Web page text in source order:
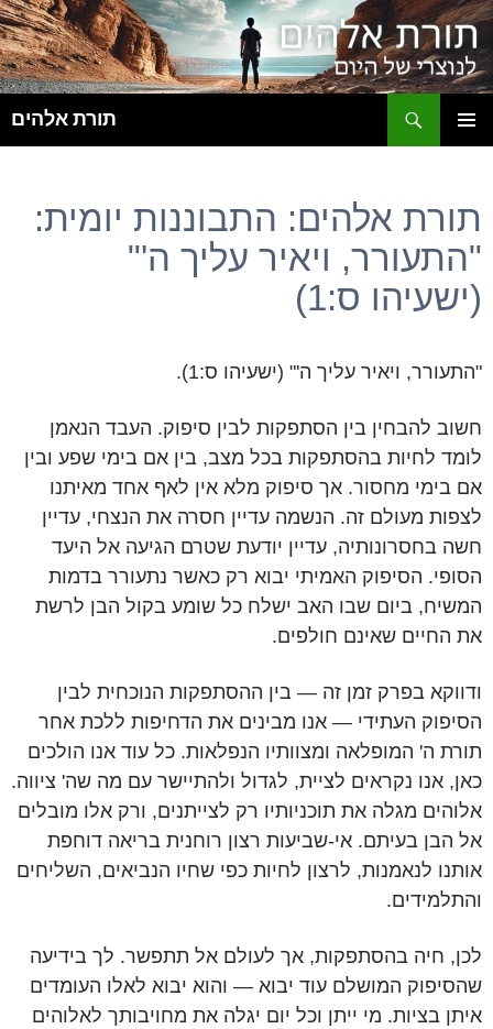
תורת אלהים
תורת אלהים: התבוננות יומית:
"התעורר, ויאיר עליך ה'"
(ישעיהו ס:1)
"התעורר, ויאיר עליך ה'" (ישעיהו ס:1).
חשוב להבחין בין הסתפקות לבין סיפוק. העבד הנאמן
לומד לחיות בהסתפקות בכל מצב, בין אם בימי שפע ובין
אם בימי מחסור. אך סיפוק מלא אין לאף אחד מאיתנו
לצפות מעולם זה. הנשמה עדיין חסרה את הנצחי, עדיין
חשה בחסרונותיה, עדיין יודעת שטרם הגיעה אל היעד
הסופי. הסיפוק האמיתי יבוא רק כאשר נתעורר בדמות
המשיח, ביום שבו האב ישלח כל שומע בקול הבן לרשת
את החיים שאינם חולפים.
ודווקא בפרק זמן זה — בין ההסתפקות הנוכחית לבין
הסיפוק העתידי — אנו מבינים את הדחיפות ללכת אחר
תורת ה' המופלאה ומצוותיו הנפלאות. כל עוד אנו הולכים
כאן, אנו נקראים לציית, לגדול ולהתיישר עם מה שה' ציווה.
אלוהים מגלה את תוכניותיו רק לצייתנים, ורק אלו מובלים
אל הבן בעיתם. אי-שביעות רצון רוחנית בריאה דוחפת
אותנו לנאמנות, לרצון לחיות כפי שחיו הנביאים, השליחים
והתלמידים.
לכן, חיה בהסתפקות, אך לעולם אל תתפשר. לך בידיעה
שהסיפוק המושלם עוד יבוא — והוא יבוא לאלו העומדים
איתן בציות. מי ייתן וכל יום יגלה את מחויבותך לאלוהים